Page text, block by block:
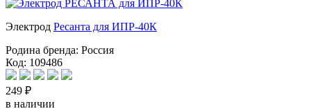
Электрод Ресанта для ИПР-40К
Родина бренда: Россия
Код: 109486
249 ₽
в наличии